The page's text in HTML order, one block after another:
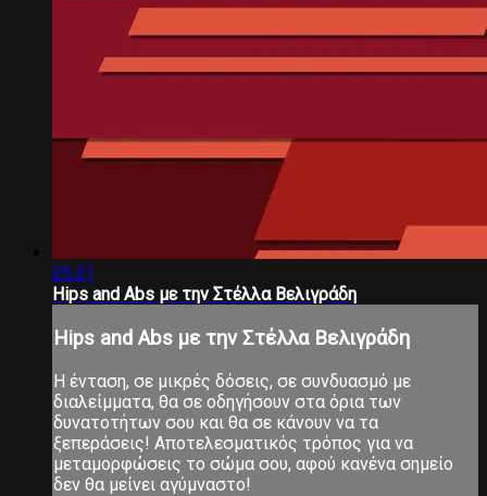
25:21
Hips and Abs με την Στέλλα Βελιγράδη
Hips and Abs με την Στέλλα Βελιγράδη
Η ένταση, σε μικρές δόσεις, σε συνδυασμό με
διαλείμματα, θα σε οδηγήσουν στα όρια των
δυνατοτήτων σου και θα σε κάνουν να τα
ξεπεράσεις! Αποτελεσματικός τρόπος για να
μεταμορφώσεις το σώμα σου, αφού κανένα σημείο
δεν θα μείνει αγύμναστο!